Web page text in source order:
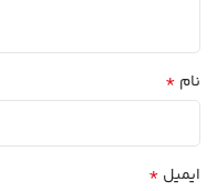
نام *
ایمیل *